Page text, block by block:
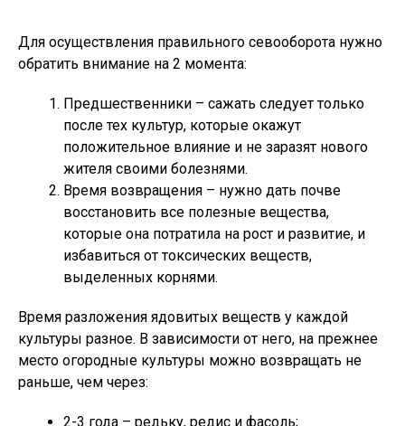
Для осуществления правильного севооборота нужно
обратить внимание на 2 момента:
Предшественники – сажать следует только
после тех культур, которые окажут
положительное влияние и не заразят нового
жителя своими болезнями.
Время возвращения – нужно дать почве
восстановить все полезные вещества,
которые она потратила на рост и развитие, и
избавиться от токсических веществ,
выделенных корнями.
Время разложения ядовитых веществ у каждой
культуры разное. В зависимости от него, на прежнее
место огородные культуры можно возвращать не
раньше, чем через:
2-3 года – редьку, редис и фасоль;